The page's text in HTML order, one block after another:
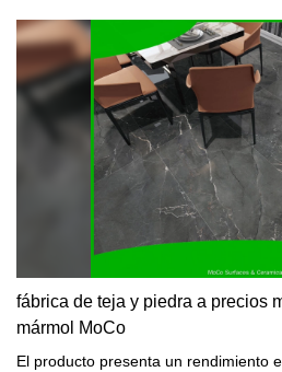
colisión, no se despegará fácilmente.
fábrica de teja y piedra a precios
mármol MoCo
El producto presenta un rendimiento